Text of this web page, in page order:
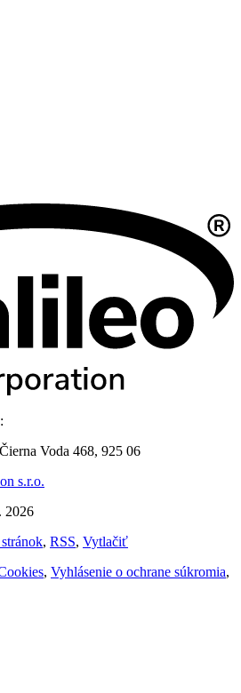
Voda 468, 925 06
s.r.o.
2026
, RSS, Vytlačiť
, Vyhlásenie o ochrane súkromia,